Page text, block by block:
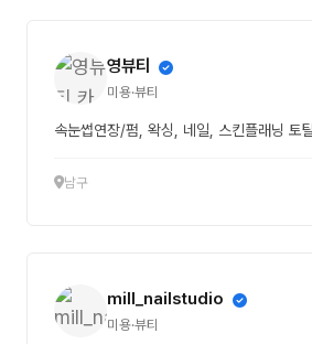
영뷰티
미용·뷰티
속눈썹연장/펌, 왁싱, 네일, 스킨플래닝 토
남구
mill_nailstudio
미용·뷰티